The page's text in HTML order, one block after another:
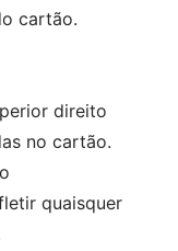
cartão.
direito
no cartão.
quaisquer